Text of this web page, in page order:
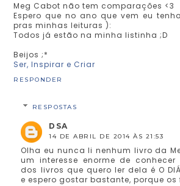
Meg Cabot não tem comparações <3
Espero que no ano que vem eu
pras minhas leituras ):
Todos já estão na minha listinha ;D
Beijos ;*
Ser, Inspirar e Criar
RESPONDER
RESPOSTAS
DSA
14 DE ABRIL DE 2014 ÀS 21:53
Olha eu nunca li nenhum livro da
um interesse enorme de
dos livros que quero ler dela é O
e espero gostar bastante, porque os